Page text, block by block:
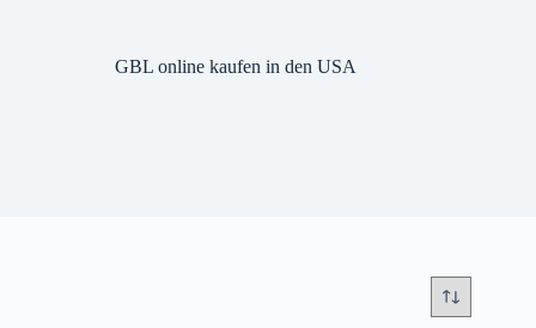
GBL online kaufen in den USA
Svenska